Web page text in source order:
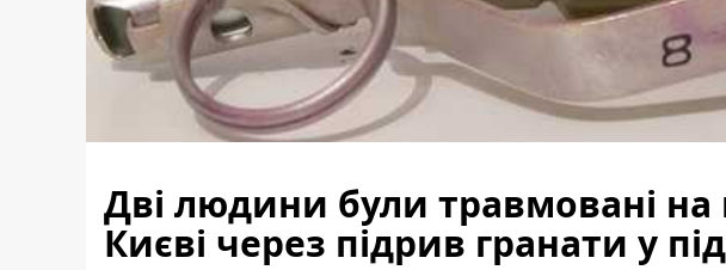
Дві людини були травмовані на
Києві через підрив гранати у